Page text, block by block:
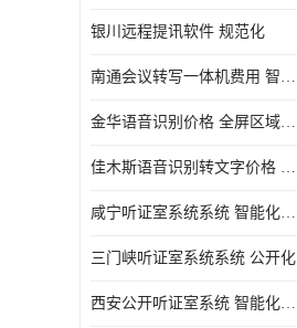
银川远程提讯软件 规范化
南通会议转写一体机费用 智能化水平
金华语音识别价格 全屏区域分屏
佳木斯语音识别转文字价格 规范化
咸宁听证室系统系统 智能化水平
三门峡听证室系统系统 公开化
西安公开听证室系统 智能化水平